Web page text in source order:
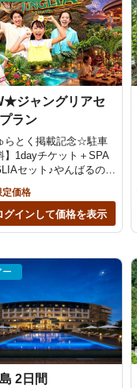
ジャングリアセ
ラン
らとく掲載記念☆駐車
】1dayチケット＋SPA
セット♪やんばるの自
日12時まで予約OK＞｜
グリア沖縄
定価格
グインして価格を表示
ー
2日間